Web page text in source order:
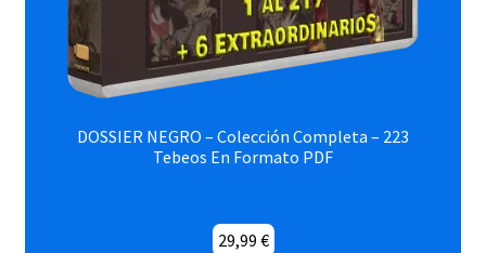
DOSSIER NEGRO – Colección Completa – 223
Tebeos En Formato PDF
29,99 €